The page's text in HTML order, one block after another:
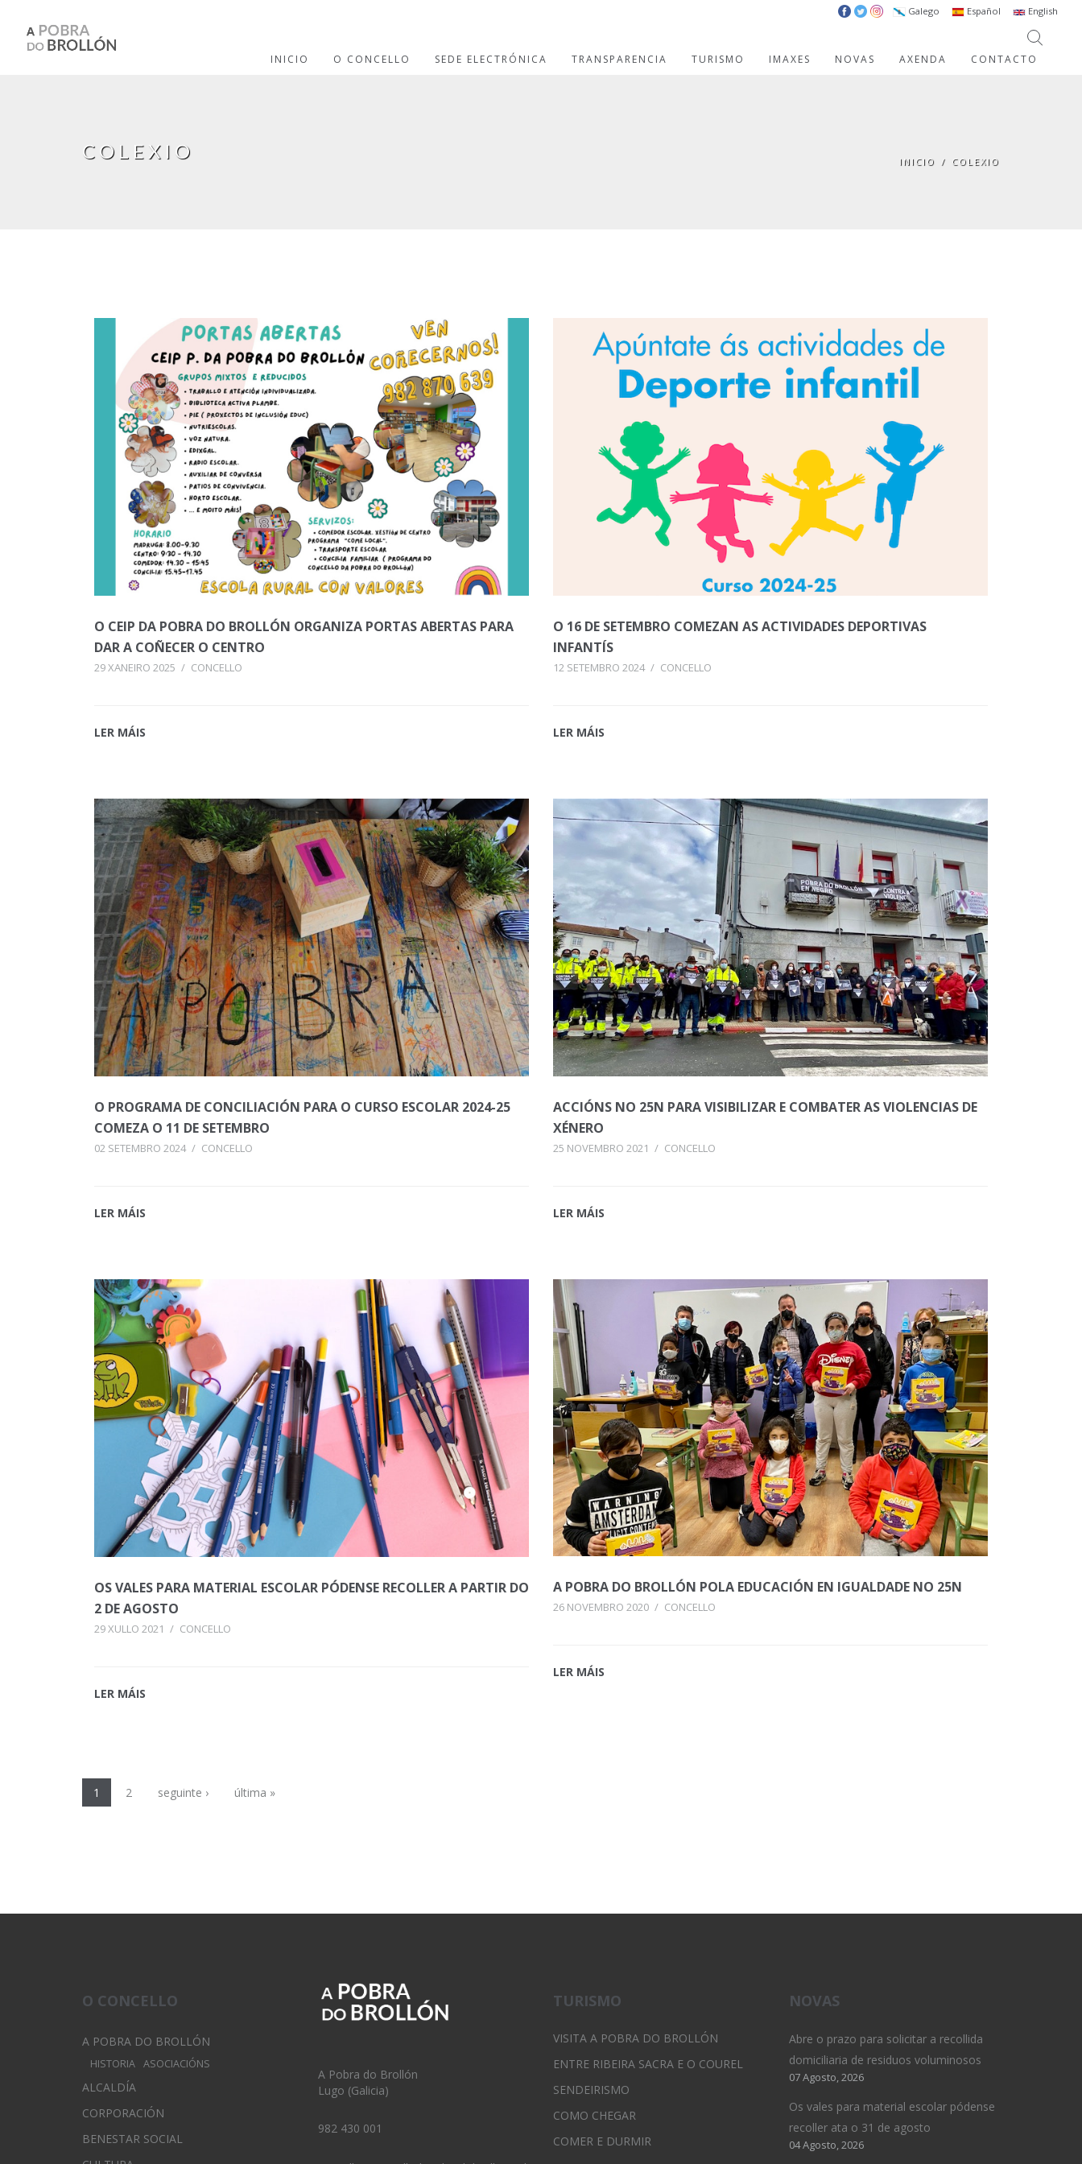
Galego Español English
INICIO O CONCELLO SEDE ELECTRÓNICA TRANSPARENCIA TURISMO IMAXES NOVAS AXENDA CONTACTO
COLEXIO INICIO / COLEXIO
O CEIP DA POBRA DO BROLLÓN ORGANIZA PORTAS ABERTAS PARA
DAR A COÑECER O CENTRO
29 XANEIRO 2025 / CONCELLO
LER MÁIS
O 16 DE SETEMBRO COMEZAN AS ACTIVIDADES DEPORTIVAS
INFANTÍS
12 SETEMBRO 2024 / CONCELLO
LER MÁIS
O PROGRAMA DE CONCILIACIÓN PARA O CURSO ESCOLAR 2024-25
COMEZA O 11 DE SETEMBRO
02 SETEMBRO 2024 / CONCELLO
LER MÁIS
ACCIÓNS NO 25N PARA VISIBILIZAR E COMBATER AS VIOLENCIAS DE
XÉNERO
25 NOVEMBRO 2021 / CONCELLO
LER MÁIS
OS VALES PARA MATERIAL ESCOLAR PÓDENSE RECOLLER A PARTIR DO
2 DE AGOSTO
29 XULLO 2021 / CONCELLO
LER MÁIS
A POBRA DO BROLLÓN POLA EDUCACIÓN EN IGUALDADE NO 25N
26 NOVEMBRO 2020 / CONCELLO
LER MÁIS
Páxinas
1 2 seguinte › última »
O CONCELLO
A POBRA DO BROLLÓN
HISTORIA ASOCIACIÓNS
ALCALDÍA
CORPORACIÓN
BENESTAR SOCIAL
A Pobra do Brollón
Lugo (Galicia)
982 430 001
TURISMO
VISITA A POBRA DO BROLLÓN
ENTRE RIBEIRA SACRA E O COUREL
SENDEIRISMO
COMO CHEGAR
COMER E DURMIR
NOVAS
Abre o prazo para solicitar a recollida
domiciliaria de residuos voluminosos
07 Agosto, 2026
Os vales para material escolar pódense
recoller ata o 31 de agosto
04 Agosto, 2026